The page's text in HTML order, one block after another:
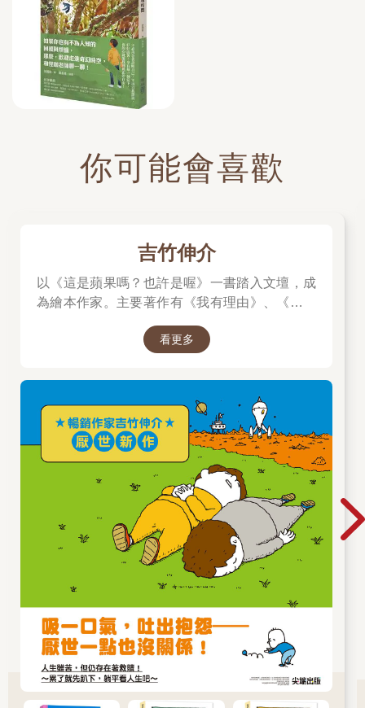
你可能會喜歡
吉竹伸介
以《這是蘋果嗎？也許是喔》一書踏入文壇，成
為繪本作家。主要著作有《我有理由》、《脫不
集》，散文《胡思亂想很有用：吉竹伸介的靈感
經兒童出版文化獎美術獎、紐約時報最優秀繪本
獎、波隆那拉加茲童書獎特別獎，作品被翻譯成
多種語言，在許多國家出版。
看更多